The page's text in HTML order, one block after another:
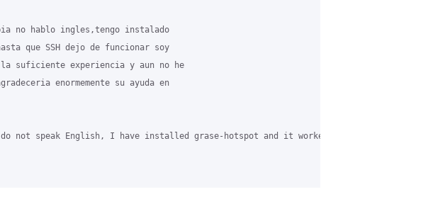
no hablo ingles,tengo instalado
que SSH dejo de funcionar soy
la suficiente experiencia y aun no he
enormemente su ayuda en
not speak English, I have installed grase-hotspot and it worked very well until